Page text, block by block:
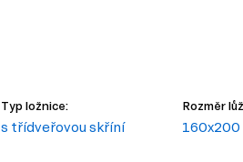
Typ ložnice:
s třídveřovou skříní
Rozměr
160x200